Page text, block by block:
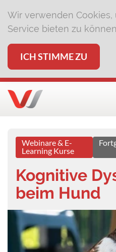
Wir verwenden
Service bieten zu
ICH STIMME ZU
Webinare & E-
Learning Kurse
Kognitive
beim Hund